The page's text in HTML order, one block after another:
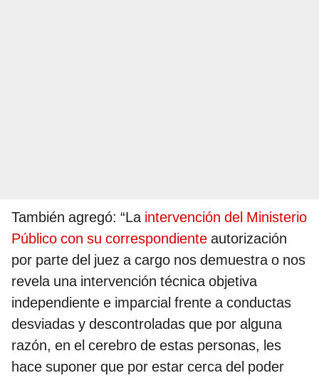
También agregó: “La intervención del Ministerio
Público con su correspondiente autorización
por parte del juez a cargo nos demuestra o nos
revela una intervención técnica objetiva
independiente e imparcial frente a conductas
desviadas y descontroladas que por alguna
razón, en el cerebro de estas personas, les
hace suponer que por estar cerca del poder